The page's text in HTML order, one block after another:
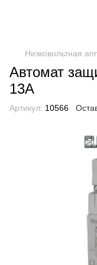
Низковольтная
Автомат
13A
Артикул: 10566